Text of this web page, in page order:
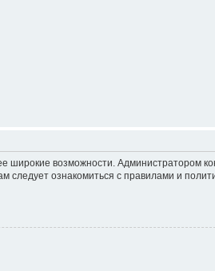
широкие возможности. Администратором
следует ознакомиться с правилами и